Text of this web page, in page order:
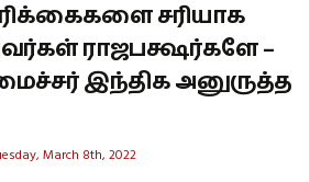
சரியாக
ராஜபக்ஷர்களே –
இந்திக அனுருத்த
March 8th, 2022